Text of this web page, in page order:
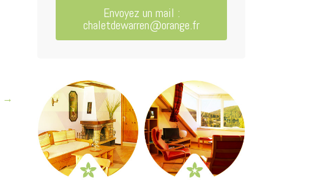
→
Envoyez un mail :
chaletdewarren@orange.fr